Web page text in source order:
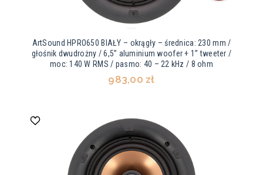
ArtSound HPRO650 BIAŁY – okrągły – średnica: 230 mm /
głośnik dwudrożny / 6,5” aluminium woofer + 1” tweeter /
moc: 140 W RMS / pasmo: 40 – 22 kHz / 8 ohm
983,00 zł